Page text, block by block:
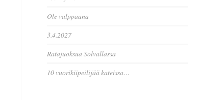
Ole valppaana
3.4.2027
Ratajuoksua Solvallassa
10 vuorikiipeilijää kateissa…